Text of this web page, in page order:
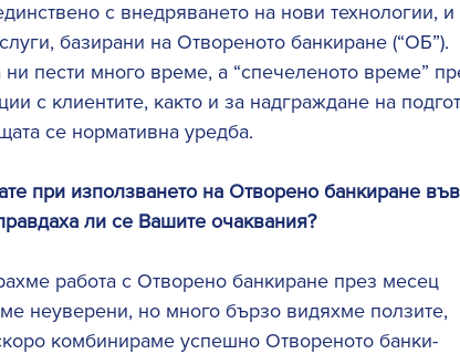
с внедряването на нови технологии, и
базирани на Отвореното банкиране (“ОБ”).
пести много време, а “спечеленото време”
с клиентите, както и за надграждане на
се нормативна уредба.
при използването на Отворено банкиране във
ли се Вашите очаквания?
работа с Отворено банкиране през месец
неуверени, но много бързо видяхме ползите,
комбинираме успешно Отвореното банки-